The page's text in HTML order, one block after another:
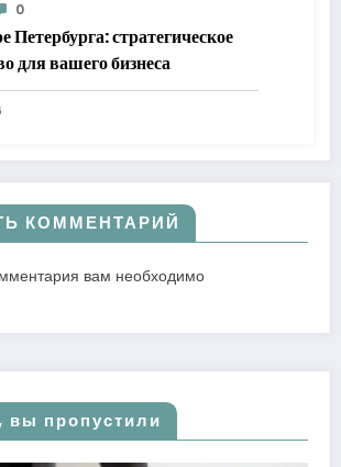
0
Петербурга: стратегическое
для вашего бизнеса
КОММЕНТАРИЙ
вам необходимо
вы пропустили